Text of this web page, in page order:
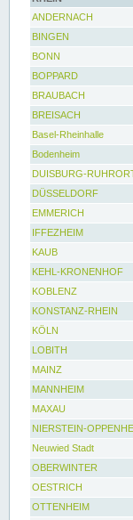
ANDERNACH
BINGEN
BONN
BOPPARD
BRAUBACH
BREISACH
Basel-Rheinhalle
Bodenheim
DUISBURG-
DÜSSELDORF
EMMERICH
IFFEZHEIM
KAUB
KEHL-KRONENHOF
KOBLENZ
KONSTANZ-RHEIN
KÖLN
LOBITH
MAINZ
MANNHEIM
MAXAU
NIERSTEIN-
Neuwied Stadt
OBERWINTER
OESTRICH
OTTENHEIM